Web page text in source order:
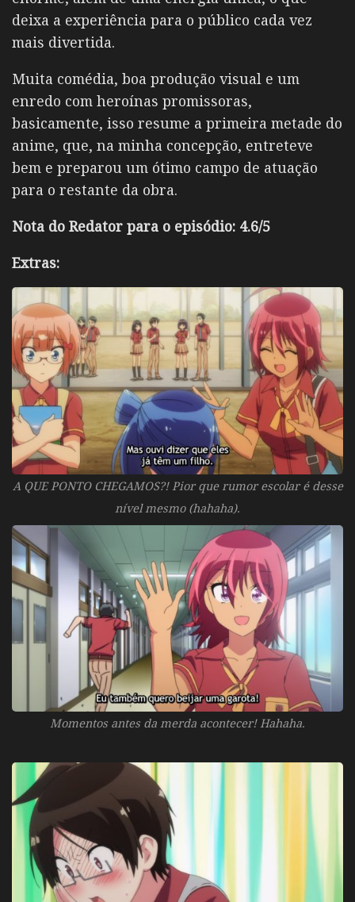
deixa a experiência para o público cada vez
mais divertida.
Muita comédia, boa produção visual e um
enredo com heroínas promissoras,
basicamente, isso resume a primeira metade do
anime, que, na minha concepção, entreteve
bem e preparou um ótimo campo de atuação
para o restante da obra.
Nota do Redator para o episódio: 4.6/5
Extras:
A QUE PONTO CHEGAMOS?! Pior que rumor escolar é desse
nível mesmo (hahaha).
Momentos antes da merda acontecer! Hahaha.